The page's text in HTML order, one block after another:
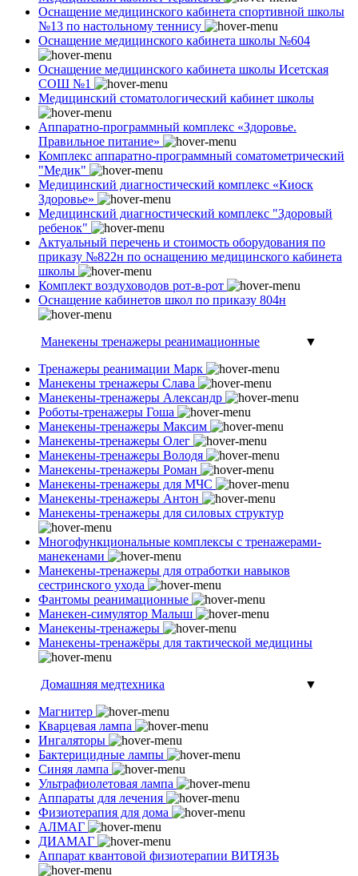
Оснащение медицинского кабинета спортивной школы
№13 по настольному теннису
Оснащение медицинского кабинета школы №604
Оснащение медицинского кабинета школы Исетская
СОШ №1
Медицинский стоматологический кабинет школы
Аппаратно-программный комплекс «Здоровье.
Правильное питание»
Комплекс аппаратно-программный соматометрический
"Медик"
Медицинский диагностический комплекс «Киоск
Здоровье»
Медицинский диагностический комплекс "Здоровый
ребенок"
Актуальный перечень и стоимость оборудования по
приказу №822н по оснащению медицинского кабинета
школы
Комплект воздуховодов рот-в-рот
Оснащение кабинетов школ по приказу 804н
Манекены тренажеры реанимационные
▼
Тренажеры реанимации Марк
Манекены тренажеры Слава
Манекены-тренажеры Александр
Роботы-тренажеры Гоша
Манекены-тренажеры Максим
Манекены-тренажеры Олег
Манекены-тренажеры Володя
Манекены-тренажеры Роман
Манекены-тренажеры для МЧС
Манекены-тренажеры Антон
Манекены-тренажеры для силовых структур
Многофункциональные комплексы с тренажерами-
манекенами
Манекены-тренажеры для отработки навыков
сестринского ухода
Фантомы реанимационные
Манекен-симулятор Малыш
Манекены-тренажеры
Манекены-тренажёры для тактической медицины
Домашняя медтехника
▼
Магнитер
Кварцевая лампа
Ингаляторы
Бактерицидные лампы
Синяя лампа
Ультрафиолетовая лампа
Аппараты для лечения
Физиотерапия для дома
АЛМАГ
ДИАМАГ
Аппарат квантовой физиотерапии ВИТЯЗЬ